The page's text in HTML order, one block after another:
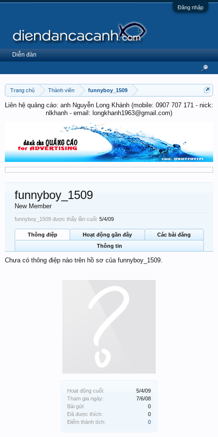
Đăng nhập
Trang chủ Thành viên funnyboy_1509
Liên hệ quảng cáo: anh Nguyễn Long Khánh (mobile: 0907 707 171 - nick:
nlkhanh - email: longkhanh1963@gmail.com)
Hoạt động cuối:
5/4/09
Tham gia ngày:
7/6/08
Bài gửi:
0
Đã được thích:
0
Điểm thành tích:
0
funnyboy_1509
New Member
funnyboy_1509 được thấy lần cuối: 5/4/09
Thông điệp Hoạt động gần đây
Các bài đăng
Thông tin
Chưa có thông điệp nào trên hồ sơ của funnyboy_1509.
Diễn đàn